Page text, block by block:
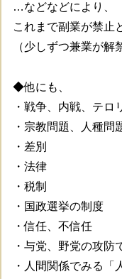
…などなどにより、
これまで副業が禁止
（少しずつ兼業が解
◆他にも、
・戦争、内戦、テロ
・宗教問題、人種問
・差別
・法律
・税制
・国政選挙の制度
・信任、不信任
・与党、野党の攻防
・人間関係でみる「